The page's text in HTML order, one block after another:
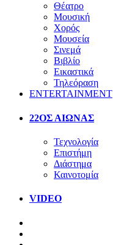
Θέατρο
Μουσική
Χορός
Μουσεία
Σινεμά
Βιβλίο
Εικαστικά
Τηλεόραση
ENTERTAINMENT
22ΟΣ ΑΙΩΝΑΣ
Τεχνολογία
Επιστήμη
Διάστημα
Καινοτομία
VIDEO